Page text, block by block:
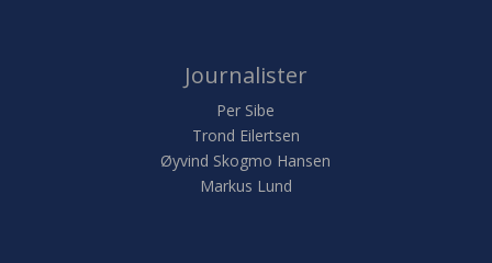
Journalister
Per Sibe
Trond Eilertsen
Øyvind Skogmo Hansen
Markus Lund